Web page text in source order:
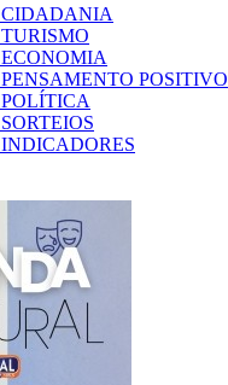
CIDADANIA
TURISMO
ECONOMIA
PENSAMENTO POSITIVO
POLÍTICA
SORTEIOS
INDICADORES